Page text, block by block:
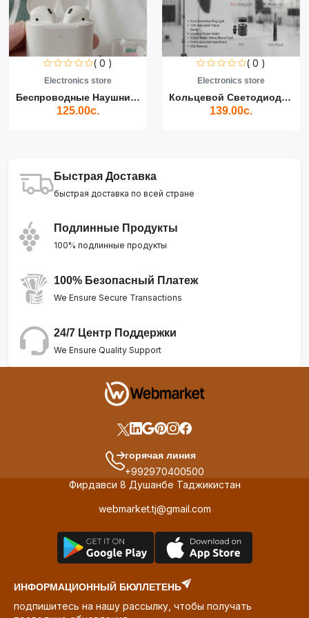
( 0 )
Electronics store
Беспроводные Наушники Air...
125.00с.
( 0 )
Electronics store
Кольцевой Светодиодный Св...
139.00с.
Быстрая Доставка
быстрая доставка по всей стране
Подлинные Продукты
100% подлинные продукты
100% Безопасный Платеж
We Ensure Secure Transactions
24/7 Центр Поддержки
We Ensure Quality Support
горячая линия
+992970400500
Фирдавси 8 Душанбе Таджикистан
webmarket.tj@gmail.com
ИНФОРМАЦИОННЫЙ БЮЛЛЕТЕНЬ
подпишитесь на нашу рассылку, чтобы получать